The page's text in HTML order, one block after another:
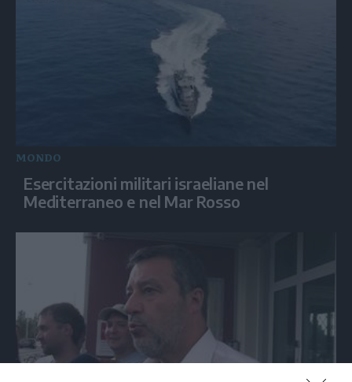
MONDO
Esercitazioni militari israeliane nel
Mediterraneo e nel Mar Rosso